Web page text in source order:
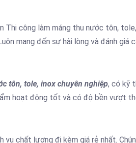
Thi công làm máng thu nước tôn,
mang đến sự hài lòng và đánh giá
tôn, tole, inox chuyên nghiệp, có kỹ
hoạt động tốt và có độ bền vượt
vụ chất lượng đi kèm giá rẻ nhất.